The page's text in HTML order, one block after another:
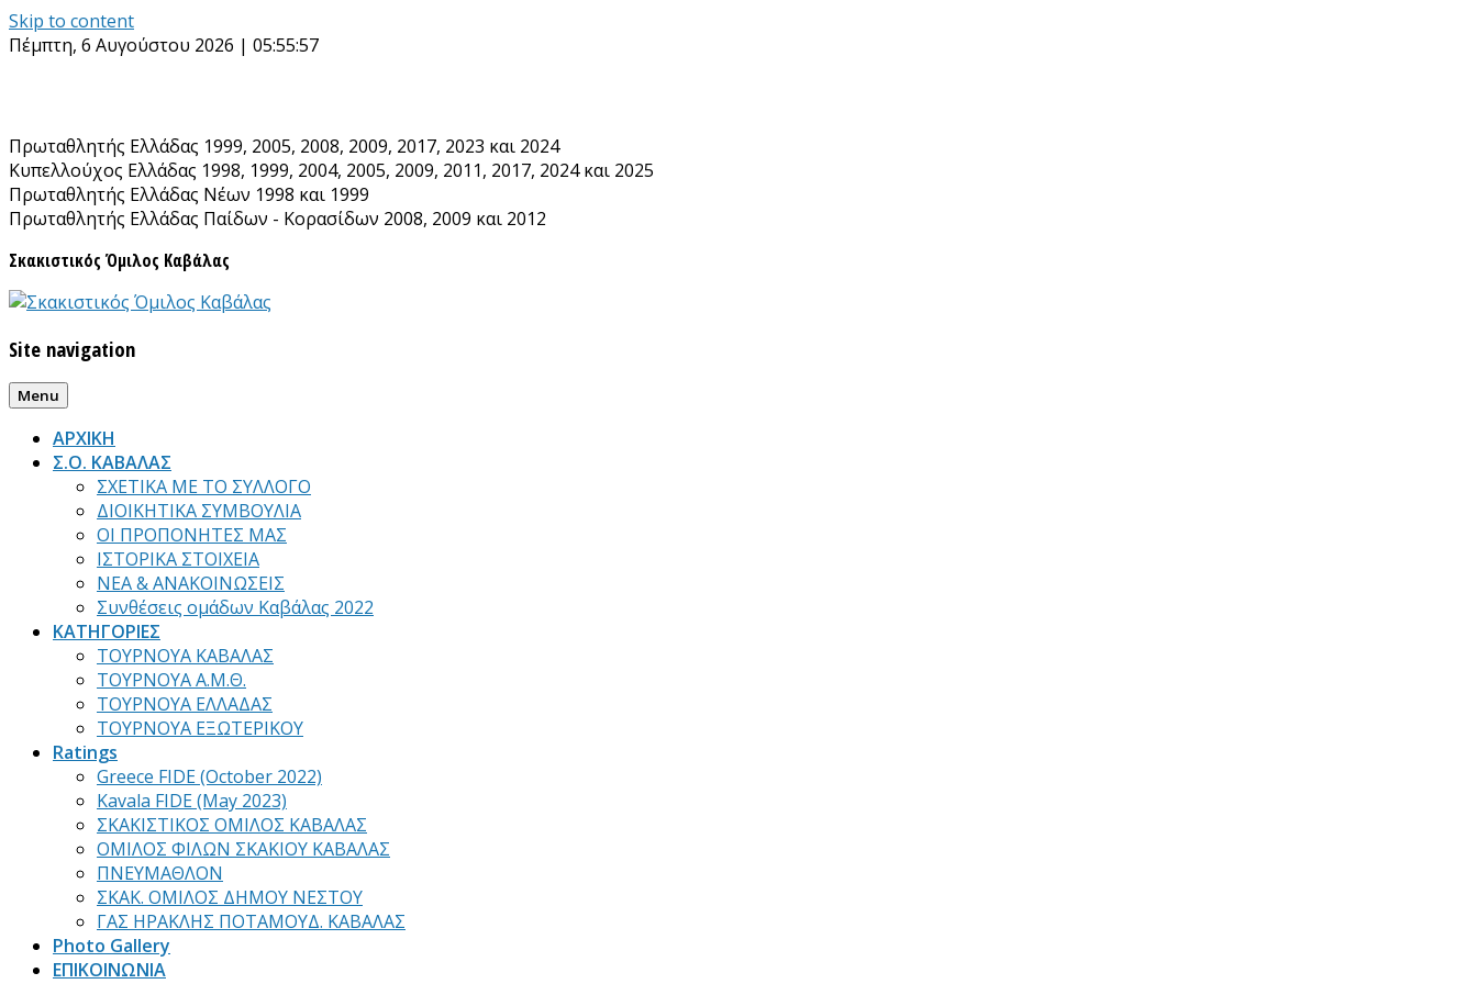
Skip to content
Πέμπτη, 6 Αυγούστου 2026 | 05:55:58
Πρωταθλητής Ελλάδας 1999, 2005, 2008, 2009, 2017, 2023 και 2024
Κυπελλούχος Ελλάδας 1998, 1999, 2004, 2005, 2009, 2011, 2017, 2024 και 2025
Πρωταθλητής Ελλάδας Νέων 1998 και 1999
Πρωταθλητής Ελλάδας Παίδων - Κορασίδων 2008, 2009 και 2012
Σκακιστικός Όμιλος Καβάλας
Site navigation
Menu
ΑΡΧΙΚΗ
Σ.Ο. ΚΑΒΑΛΑΣ
ΣΧΕΤΙΚΑ ΜΕ ΤΟ ΣΥΛΛΟΓΟ
ΔΙΟΙΚΗΤΙΚΑ ΣΥΜΒΟΥΛΙΑ
ΟΙ ΠΡΟΠΟΝΗΤΕΣ ΜΑΣ
ΙΣΤΟΡΙΚΑ ΣΤΟΙΧΕΙΑ
ΝΕΑ & ΑΝΑΚΟΙΝΩΣΕΙΣ
Συνθέσεις ομάδων Καβάλας 2022
ΚΑΤΗΓΟΡΙΕΣ
ΤΟΥΡΝΟΥΑ ΚΑΒΑΛΑΣ
ΤΟΥΡΝΟΥΑ Α.Μ.Θ.
ΤΟΥΡΝΟΥΑ ΕΛΛΑΔΑΣ
ΤΟΥΡΝΟΥΑ ΕΞΩΤΕΡΙΚΟΥ
Ratings
Greece FIDE (October 2022)
Kavala FIDE (May 2023)
ΣΚΑΚΙΣΤΙΚΟΣ ΟΜΙΛΟΣ ΚΑΒΑΛΑΣ
ΟΜΙΛΟΣ ΦΙΛΩΝ ΣΚΑΚΙΟΥ ΚΑΒΑΛΑΣ
ΠΝΕΥΜΑΘΛΟΝ
ΣΚΑΚ. ΟΜΙΛΟΣ ΔΗΜΟΥ ΝΕΣΤΟΥ
ΓΑΣ ΗΡΑΚΛΗΣ ΠΟΤΑΜΟΥΔ. ΚΑΒΑΛΑΣ
Photo Gallery
ΕΠΙΚΟΙΝΩΝΙΑ